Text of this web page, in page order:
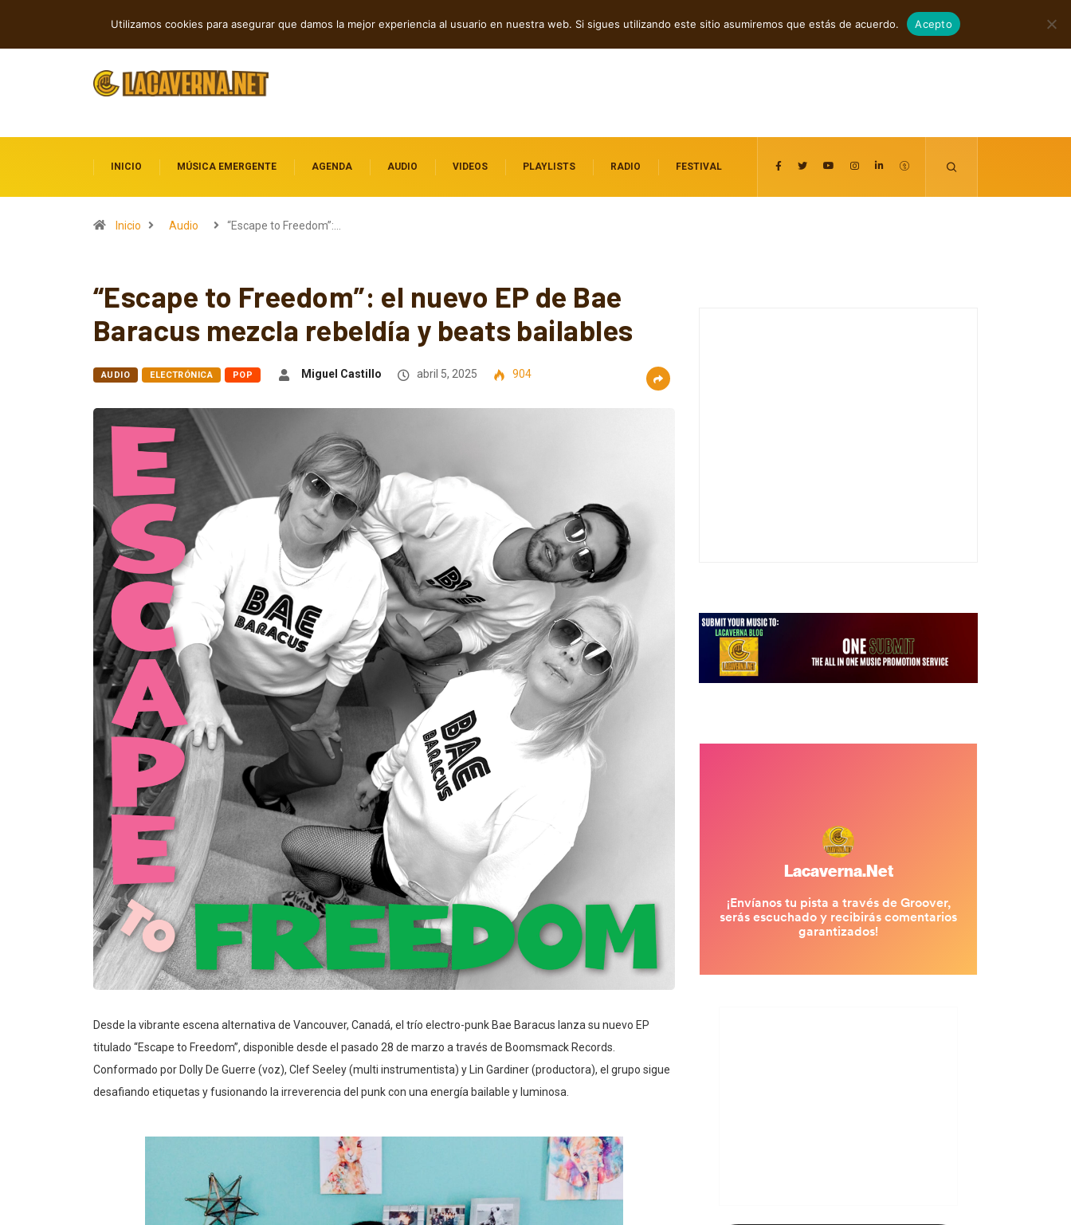
agosto 7, 2026
INICIO MÚSICA EMERGENTE AGENDA AUDIO VIDEOS PLAYLISTS RADIO FESTIVAL
Inicio Audio “Escape to Freedom”:…
“Escape to Freedom”: el nuevo EP de Bae
Baracus mezcla rebeldía y beats bailables
AUDIO ELECTRÓNICA POP Miguel Castillo abril 5, 2025 904
Desde la vibrante escena alternativa de Vancouver, Canadá, el trío electro-punk Bae Baracus lanza su nuevo EP
titulado “Escape to Freedom”, disponible desde el pasado 28 de marzo a través de Boomsmack Records.
Conformado por Dolly De Guerre (voz), Clef Seeley (multi instrumentista) y Lin Gardiner (productora), el grupo sigue
desafiando etiquetas y fusionando la irreverencia del punk con una energía bailable y luminosa.
Utilizamos cookies para asegurar que damos la mejor experiencia al usuario en nuestra web. Si sigues utilizando este sitio asumiremos que estás de acuerdo. Acepto